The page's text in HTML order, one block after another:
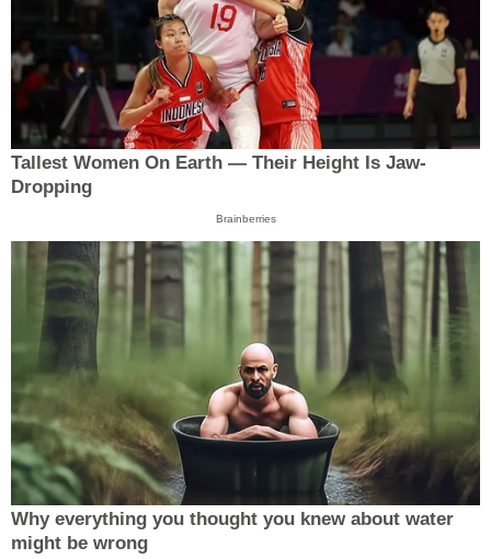
Tallest Women On Earth — Their Height Is Jaw-
Dropping
Brainberries
Why everything you thought you knew about water
might be wrong